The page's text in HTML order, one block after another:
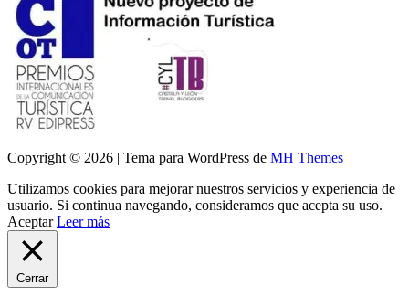
Copyright © 2026 | Tema para WordPress de MH Themes
Utilizamos cookies para mejorar nuestros servicios y experiencia de
usuario. Si continua navegando, consideramos que acepta su uso.
Aceptar Leer más
Cerrar